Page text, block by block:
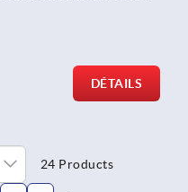
DÉTAILS
24 Products